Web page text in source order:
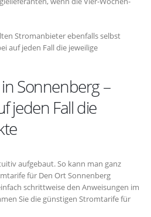
Stromanbieter ebenfalls selbst
auf jeden Fall die jeweilige
Sonnenberg –
jeden Fall die
aufgebaut. So kann man ganz
für Den Ort Sonnenberg
schrittweise den Anweisungen im
Sie die günstigen Stromtarife für